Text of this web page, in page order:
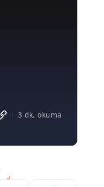
3 dk. okuma